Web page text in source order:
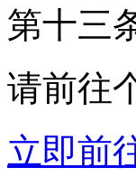
第十三
请前往
立即前